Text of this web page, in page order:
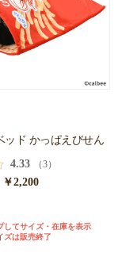
ッド かっぱえびせん
4.33
（3）
￥2,200
してサイズ・在庫を表示
ズは販売終了